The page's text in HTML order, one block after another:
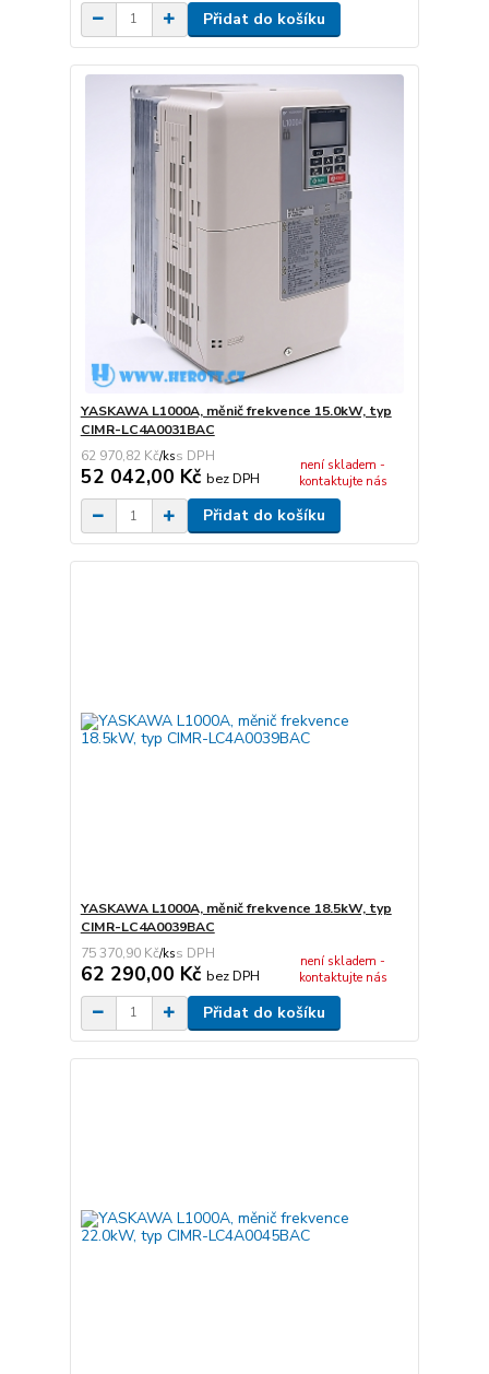
Přidat do košíku
YASKAWA L1000A, měnič frekvence 15.0kW, typ
CIMR-LC4A0031BAC
62 970,82 Kč/ks
52 042,00 Kč bez DPH
není skladem -
kontaktujte nás
Přidat do košíku
YASKAWA L1000A, měnič frekvence 18.5kW, typ
CIMR-LC4A0039BAC
75 370,90 Kč/ks
62 290,00 Kč bez DPH
není skladem -
kontaktujte nás
Přidat do košíku